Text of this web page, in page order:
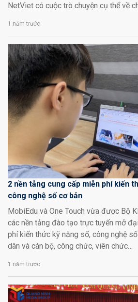
NetViet có cuộc trò chuyện cụ thể về
1 năm trước
2 nền tảng cung cấp miễn phí kiến
công nghệ số cơ bản
MobiEdu và One Touch vừa được Bộ
các nền tảng đào tạo trực tuyến mở
phí kiến thức kỹ năng số, công nghệ
dân và cán bộ, công chức, viên chức…
1 năm trước